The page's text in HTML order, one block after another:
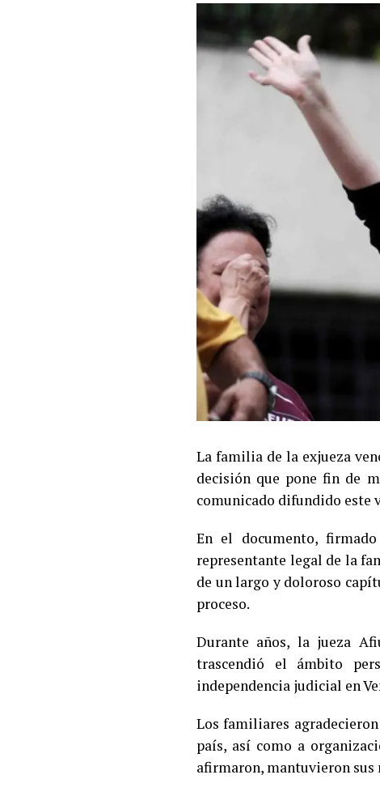
La familia de la exjueza
decisión que pone fin de
comunicado difundido este
En el documento,
representante legal de la
de un largo y doloroso
proceso.
Durante años, la jueza
trascendió el ámbito
independencia judicial en
Los familiares
país, así como a
afirmaron, mantuvieron sus